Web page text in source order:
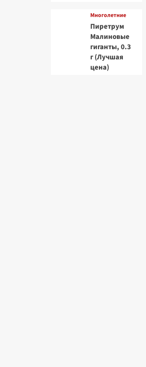
Многолетние
Пиретрум
Малиновые
гиганты, 0.3
г (Лучшая
цена)